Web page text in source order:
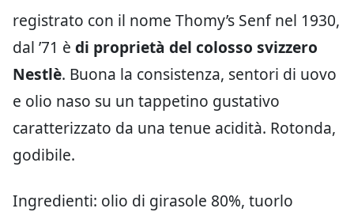
registrato con il nome Thomy’s Senf nel 1930,
dal ’71 è di proprietà del colosso svizzero
Nestlè. Buona la consistenza, sentori di uovo
e olio naso su un tappetino gustativo
caratterizzato da una tenue acidità. Rotonda,
godibile.
Ingredienti: olio di girasole 80%, tuorlo